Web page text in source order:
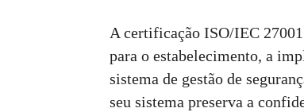
A certificação ISO/IEC
para o estabelecimento, a
sistema de gestão de
seu sistema preserva a